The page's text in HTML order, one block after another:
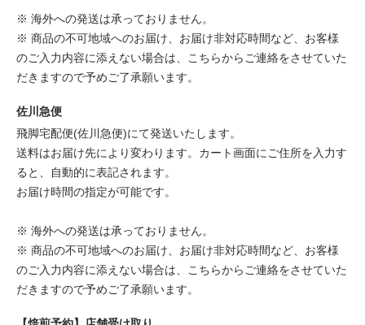
※ 海外への発送は承っておりません。
※ 商品の不可地域へのお届け、お届け非対応時間など、お客様
のご入力内容に添えない場合は、こちらからご連絡をさせていた
だきますので予めご了承願います。
佐川急便
飛脚宅配便(佐川急便)にて発送いたします。
送料はお届け先により変わります。カート画面にご住所を入力す
ると、自動的に表記されます。
お届け時間の指定が可能です。
※ 海外への発送は承っておりません。
※ 商品の不可地域へのお届け、お届け非対応時間など、お客様
のご入力内容に添えない場合は、こちらからご連絡をさせていた
だきますので予めご了承願います。